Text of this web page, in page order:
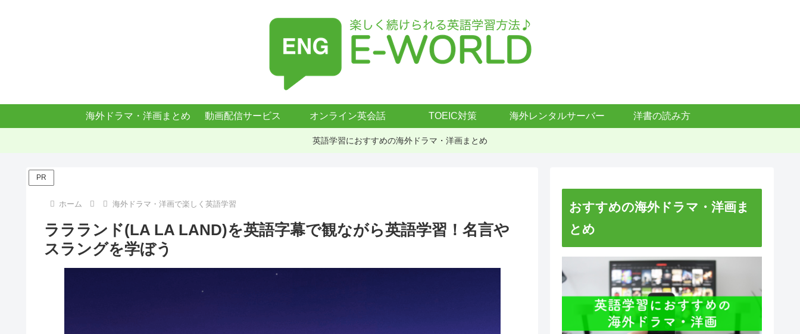
海外ドラマ・洋画まとめ 動画配信サービス オンライン英会話 TOEIC対策 海外レンタルサーバー 洋書の読み方
英語学習におすすめの海外ドラマ・洋画まとめ
PR
ホーム 海外ドラマ・洋画で楽しく英語学習
ララランド(LA LA LAND)を英語字幕で観ながら英語学習！名言や
スラングを学ぼう
おすすめの海外ドラマ・洋画ま
とめ